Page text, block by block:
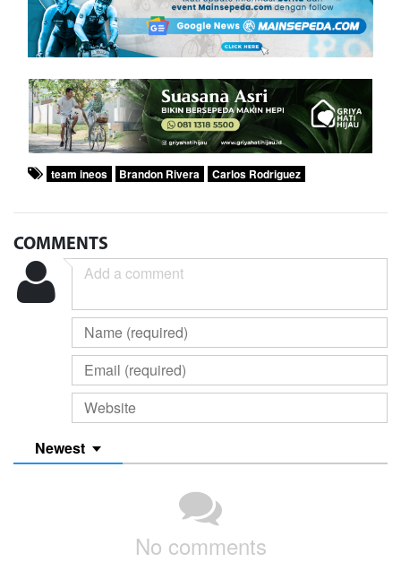
team ineos Brandon Rivera Carlos Rodriguez
COMMENTS
Newest
No comments